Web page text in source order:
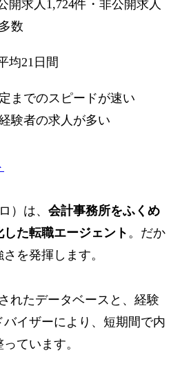
開求人1,724件・非公開求人
数
均21日間
までのスピードが速い
験者の求人が多い
）は、 会計事務所をふくめ
た転職エージェント 。だか
を発揮します。
れたデータベースと、経験
イザーにより、短期間で内
ています。